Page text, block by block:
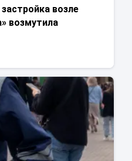
возле
возмутила